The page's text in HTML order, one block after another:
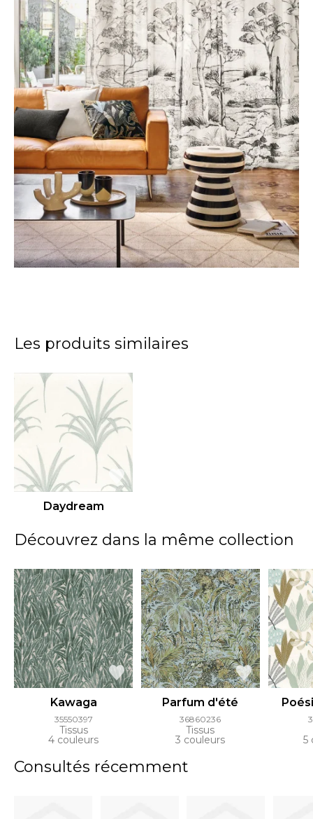
Les produits similaires
Daydream
Découvrez dans la même collection
Kawaga
35550397
Tissus
4 couleurs
Parfum d'été
36860236
Tissus
3 couleurs 5
Consultés récemment